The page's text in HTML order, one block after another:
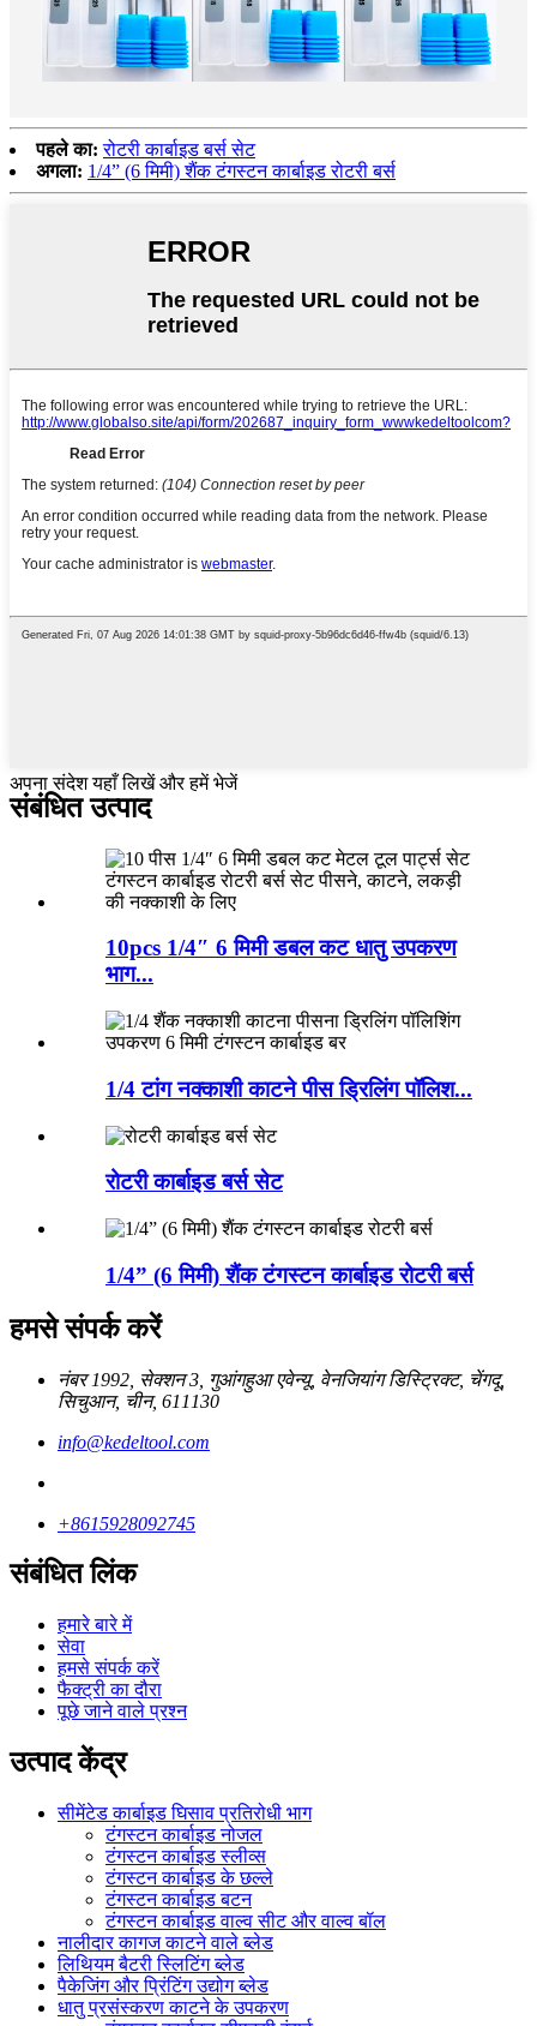
पहले का: रोटरी कार्बाइड बर्स सेट
अगला: 1/4” (6 मिमी) शैंक टंगस्टन कार्बाइड रोटरी बर्स
अपना संदेश यहाँ लिखें और हमें भेजें
संबंधित उत्पाद
10pcs 1/4″ 6 मिमी डबल कट धातु उपकरण
भाग...
1/4 टांग नक्काशी काटने पीस ड्रिलिंग पॉलिश...
रोटरी कार्बाइड बर्स सेट
1/4” (6 मिमी) शैंक टंगस्टन कार्बाइड रोटरी बर्स
हमसे संपर्क करें
नंबर 1992, सेक्शन 3, गुआंगहुआ एवेन्यू, वेनजियांग डिस्ट्रिक्ट, चेंगदू,
सिचुआन, चीन, 611130
info@kedeltool.com
+8615928092745
संबंधित लिंक
हमारे बारे में
सेवा
हमसे संपर्क करें
फैक्ट्री का दौरा
पूछे जाने वाले प्रश्न
उत्पाद केंद्र
सीमेंटेड कार्बाइड घिसाव प्रतिरोधी भाग
टंगस्टन कार्बाइड नोजल
टंगस्टन कार्बाइड स्लीव्स
टंगस्टन कार्बाइड के छल्ले
टंगस्टन कार्बाइड बटन
टंगस्टन कार्बाइड वाल्व सीट और वाल्व बॉल
नालीदार कागज काटने वाले ब्लेड
लिथियम बैटरी स्लिटिंग ब्लेड
पैकेजिंग और प्रिंटिंग उद्योग ब्लेड
धातु प्रसंस्करण काटने के उपकरण